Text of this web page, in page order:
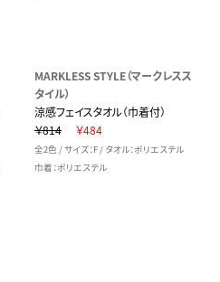
MARKLESS STYLE（マークレスス
タイル）
涼感フェイスタオル（巾着付）
￥814
￥484
全2色 / サイズ：F / タオル：ポリエステル
巾着：ポリエステル